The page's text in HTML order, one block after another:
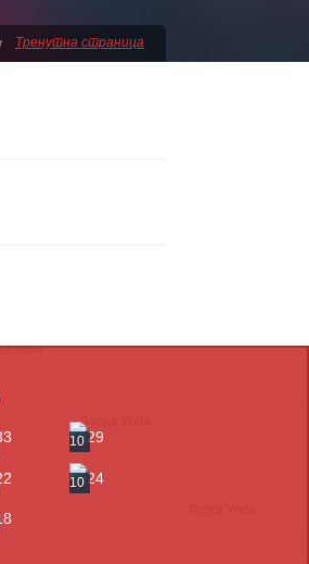
Тренутна страница
10
10